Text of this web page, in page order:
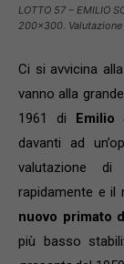
LOTTO 57 – EMILIO
200×300.
Ci si avvicina
vanno alla
1961 di Emilio
davanti ad
valutazione
rapidamente e il
nuovo primato
più basso